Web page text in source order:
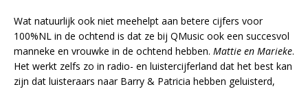
Wat natuurlijk ook niet meehelpt aan betere cijfers voor
100%NL in de ochtend is dat ze bij QMusic ook een succesvol
manneke en vrouwke in de ochtend hebben. Mattie en Marieke.
Het werkt zelfs zo in radio- en luistercijferland dat het best kan
zijn dat luisteraars naar Barry & Patricia hebben geluisterd,